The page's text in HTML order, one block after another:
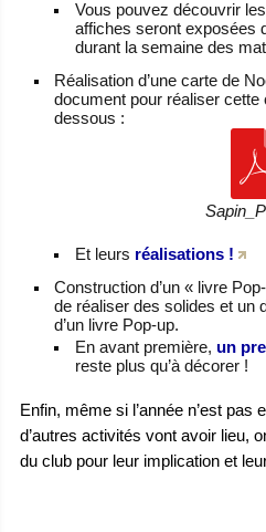
Vous pouvez découvrir
affiches seront exposées
durant la semaine des
Réalisation d’une carte de
document pour réaliser
dessous :
Et leurs réalisations !
Construction d’un « livre
de réaliser des solides et un
d’un livre Pop-up.
En avant première, un
reste plus qu’à décorer !
Enfin, même si l’année n’est pas
d’autres activités vont avoir lieu,
du club pour leur implication et